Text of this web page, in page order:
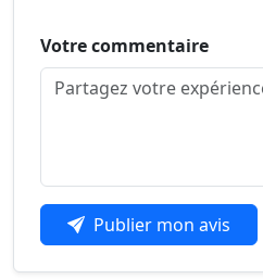
Votre commentaire
Publier mon avis